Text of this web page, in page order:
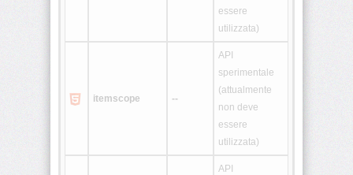
<style>
essere
utilizzata)
itemscope --
API
sperimentale
(attualmente
non deve
essere
utilizzata)
API